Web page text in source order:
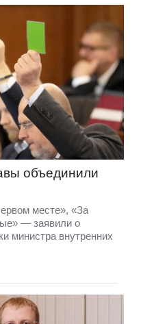
объединили
месте», «За
— заявили о
министра внутренних